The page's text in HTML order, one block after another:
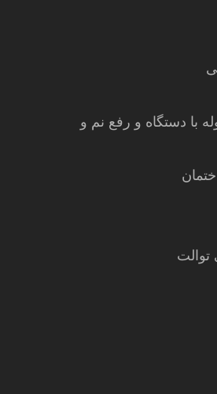
با دستگاه و رفع نم و
توالت